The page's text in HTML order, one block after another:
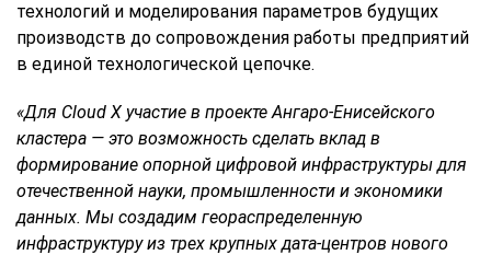
технологий и моделирования параметров будущих
производств до сопровождения работы предприятий
в единой технологической цепочке.
«Для Cloud X участие в проекте Ангаро-Енисейского
кластера — это возможность сделать вклад в
формирование опорной цифровой инфраструктуры для
отечественной науки, промышленности и экономики
данных. Мы создадим геораспределенную
инфраструктуру из трех крупных дата-центров нового